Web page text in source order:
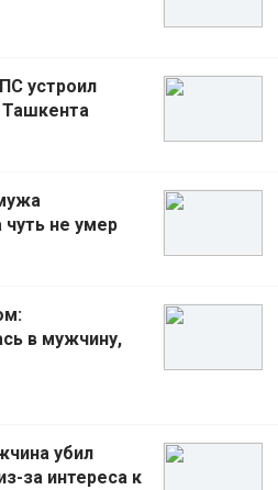
устроил
Ташкента
не умер
в мужчину,
убил
за интереса к